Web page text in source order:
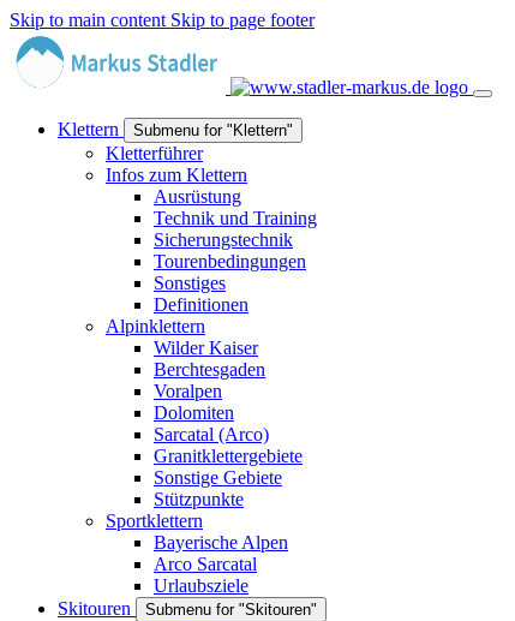
Skip to main content Skip to page footer
Klettern Submenu for "Klettern"
Kletterführer
Infos zum Klettern
Ausrüstung
Technik und Training
Sicherungstechnik
Tourenbedingungen
Sonstiges
Definitionen
Alpinklettern
Wilder Kaiser
Berchtesgaden
Voralpen
Dolomiten
Sarcatal (Arco)
Granitklettergebiete
Sonstige Gebiete
Stützpunkte
Sportklettern
Bayerische Alpen
Arco Sarcatal
Urlaubsziele
Skitouren
Submenu for "Skitouren"